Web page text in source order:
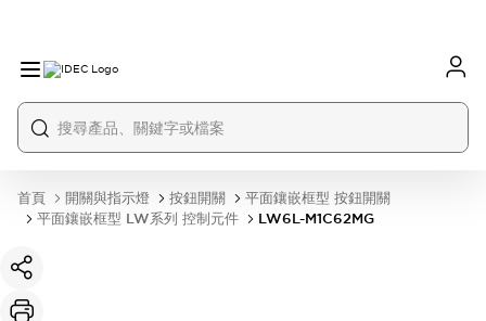
首頁 開關與指示燈 按鈕開關
平面鑲嵌框型 按鈕開關
平面鑲嵌框型 LW系列 控制元件
LW6L-M1C62MG